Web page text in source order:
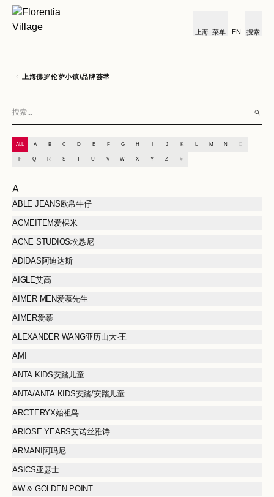
上海 菜单 EN 搜索
上海佛罗伦萨小镇/品牌荟萃
ALL A B C D E F G H J K L M N O
P Q R S T U V W X Y Z #
A
ABLE JEANS欧帛牛仔
ACMEITEM爱棵米
ACNE STUDIOS埃恳尼
ADIDAS阿迪达斯
AIGLE艾高
AIMER MEN爱慕先生
AIMER爱慕
ALEXANDER WANG亚历山大·王
AMI
ANTA KIDS安踏儿童
ANTA/ANTA KIDS安踏/安踏儿童
ARC'TERYX始祖鸟
ARIOSE YEARS艾诺丝雅诗
ARMANI阿玛尼
ASICS亚瑟士
AW & GOLDEN POINT